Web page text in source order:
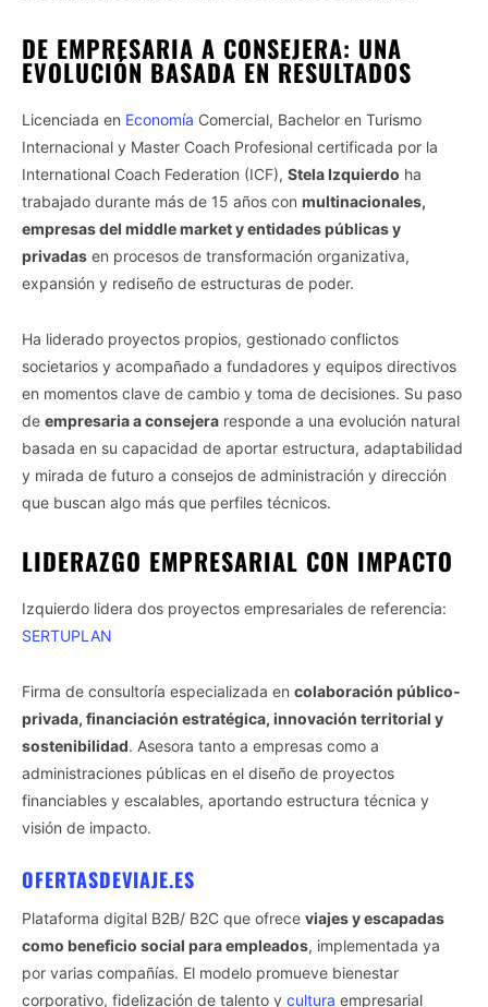
DE EMPRESARIA A CONSEJERA: UNA
EVOLUCIÓN BASADA EN RESULTADOS
Licenciada en Economía Comercial, Bachelor en Turismo
Internacional y Master Coach Profesional certificada por la
International Coach Federation (ICF), Stela Izquierdo ha
trabajado durante más de 15 años con multinacionales,
empresas del middle market y entidades públicas y
privadas en procesos de transformación organizativa,
expansión y rediseño de estructuras de poder.
Ha liderado proyectos propios, gestionado conflictos
societarios y acompañado a fundadores y equipos directivos
en momentos clave de cambio y toma de decisiones. Su paso
de empresaria a consejera responde a una evolución natural
basada en su capacidad de aportar estructura, adaptabilidad
y mirada de futuro a consejos de administración y dirección
que buscan algo más que perfiles técnicos.
LIDERAZGO EMPRESARIAL CON IMPACTO
Izquierdo lidera dos proyectos empresariales de referencia:
SERTUPLAN
Firma de consultoría especializada en colaboración público-
privada, financiación estratégica, innovación territorial y
sostenibilidad. Asesora tanto a empresas como a
administraciones públicas en el diseño de proyectos
financiables y escalables, aportando estructura técnica y
visión de impacto.
OFERTASDEVIAJE.ES
Plataforma digital B2B/ B2C que ofrece viajes y escapadas
como beneficio social para empleados, implementada ya
por varias compañías. El modelo promueve bienestar
corporativo, fidelización de talento y cultura empresarial